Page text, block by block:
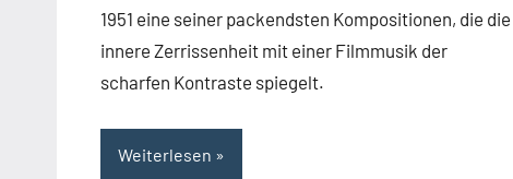
1951 eine seiner packendsten Kompositionen, die die
innere Zerrissenheit mit einer Filmmusik der
scharfen Kontraste spiegelt.
Weiterlesen